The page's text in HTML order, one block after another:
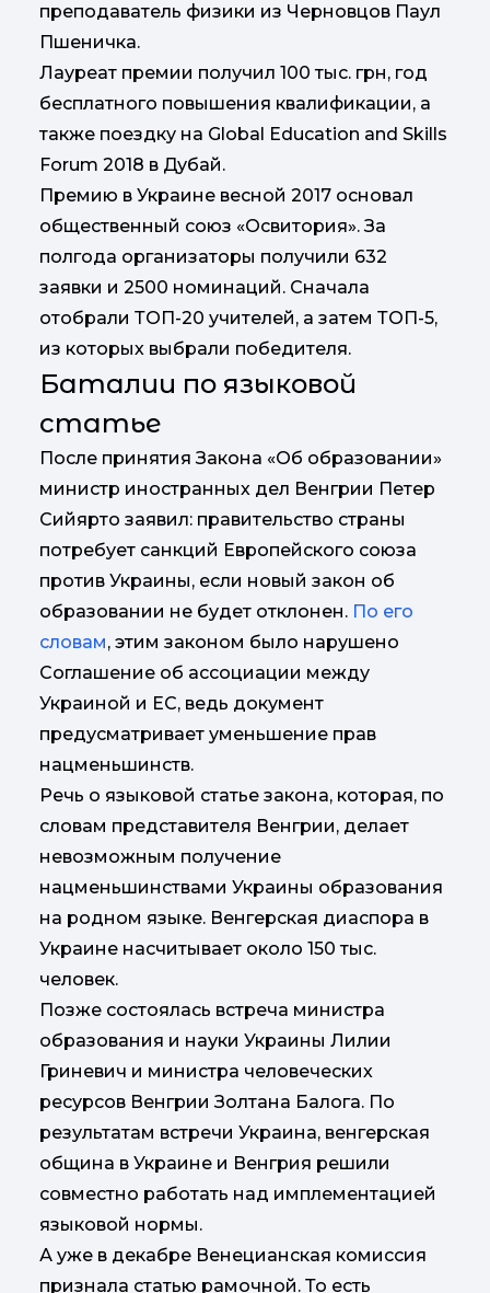
преподаватель физики из Черновцов Паул
Пшеничка.
Лауреат премии получил 100 тыс. грн, год
бесплатного повышения квалификации, а
также поездку на Global Education and Skills
Forum 2018 в Дубай.
Премию в Украине весной 2017 основал
общественный союз «Освитория». За
полгода организаторы получили 632
заявки и 2500 номинаций. Сначала
отобрали ТОП-20 учителей, а затем ТОП-5,
из которых выбрали победителя.
Баталии по языковой
статье
После принятия Закона «Об образовании»
министр иностранных дел Венгрии Петер
Сийярто заявил: правительство страны
потребует санкций Европейского союза
против Украины, если новый закон об
образовании не будет отклонен. По его
словам, этим законом было нарушено
Соглашение об ассоциации между
Украиной и ЕС, ведь документ
предусматривает уменьшение прав
нацменьшинств.
Речь о языковой статье закона, которая, по
словам представителя Венгрии, делает
невозможным получение
нацменьшинствами Украины образования
на родном языке. Венгерская диаспора в
Украине насчитывает около 150 тыс.
человек.
Позже состоялась встреча министра
образования и науки Украины Лилии
Гриневич и министра человеческих
ресурсов Венгрии Золтана Балога. По
результатам встречи Украина, венгерская
община в Украине и Венгрия решили
совместно работать над имплементацией
языковой нормы.
А уже в декабре Венецианская комиссия
признала статью рамочной. То есть